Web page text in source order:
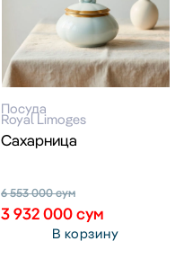
Посуда
Royal Limoges
Сахарница
6 553 000сум
3 932 000сум
В корзину